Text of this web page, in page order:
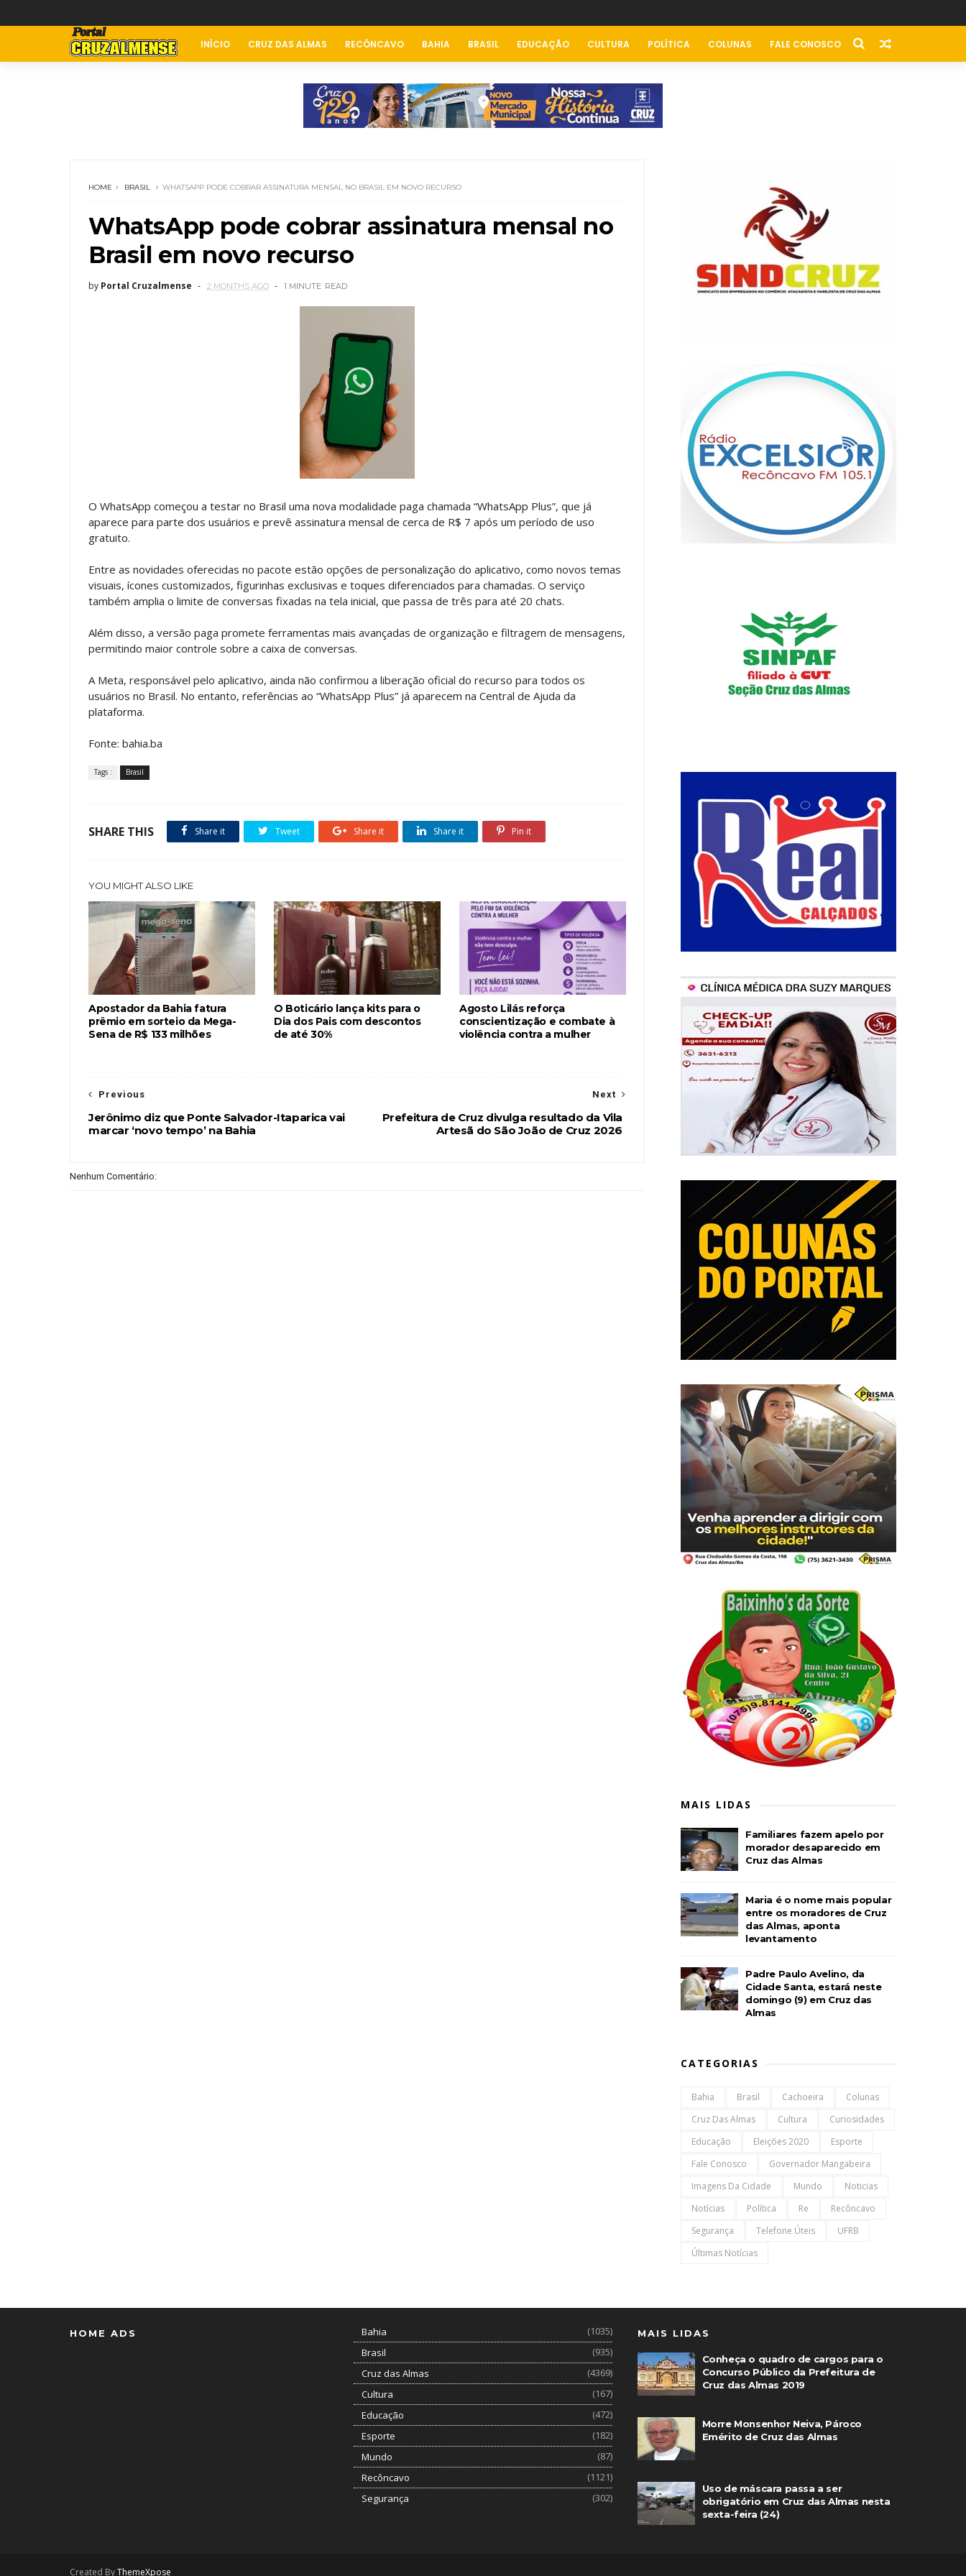
INÍCIO CRUZ DAS ALMAS RECÔNCAVO BAHIA BRASIL EDUCAÇÃO CULTURA POLÍTICA COLUNAS FALE CONOSCO
HOME BRASIL WHATSAPP PODE COBRAR ASSINATURA MENSAL NO BRASIL EM NOVO RECURSO
WhatsApp pode cobrar assinatura mensal no
Brasil em novo recurso
by Portal Cruzalmense 2 MONTHS AGO 1 MINUTE READ
O WhatsApp começou a testar no Brasil uma nova modalidade paga chamada “WhatsApp Plus”, que já
aparece para parte dos usuários e prevê assinatura mensal de cerca de R$ 7 após um período de uso
gratuito.
Entre as novidades oferecidas no pacote estão opções de personalização do aplicativo, como novos temas
visuais, ícones customizados, figurinhas exclusivas e toques diferenciados para chamadas. O serviço
também amplia o limite de conversas fixadas na tela inicial, que passa de três para até 20 chats.
Além disso, a versão paga promete ferramentas mais avançadas de organização e filtragem de mensagens,
permitindo maior controle sobre a caixa de conversas.
A Meta, responsável pelo aplicativo, ainda não confirmou a liberação oficial do recurso para todos os
usuários no Brasil. No entanto, referências ao “WhatsApp Plus” já aparecem na Central de Ajuda da
plataforma.
Fonte: bahia.ba
Tags : Brasil
SHARE THIS Share it Tweet Share it Share it Pin it
YOU MIGHT ALSO LIKE
Apostador da Bahia fatura
prêmio em sorteio da Mega-
Sena de R$ 133 milhões
O Boticário lança kits para o
Dia dos Pais com descontos
de até 30%
Agosto Lilás reforça
conscientização e combate à
violência contra a mulher
Next
Prefeitura de Cruz divulga resultado da Vila
Artesã do São João de Cruz 2026
Previous
Jerônimo diz que Ponte Salvador-Itaparica vai
marcar ‘novo tempo’ na Bahia
Nenhum Comentário:
MAIS LIDAS
Familiares fazem apelo por
morador desaparecido em
Cruz das Almas
Maria é o nome mais popular
entre os moradores de Cruz
das Almas, aponta
levantamento
Padre Paulo Avelino, da
Cidade Santa, estará neste
domingo (9) em Cruz das
Almas
CATEGORIAS
Bahia Brasil Cachoeira
Colunas
Cruz Das Almas
Cultura
Curiosidades
Educação
Eleições 2020
Esporte
Fale Conosco
Governador Mangabeira
Imagens Da Cidade
Mundo
Noticias
Notícias
Política Re
Recôncavo
Segurança
Telefone Úteis
UFRB
Últimas Notícias
HOME ADS Bahia
(1035)
Brasil
(935)
Cruz das Almas
(4369)
Cultura
(167)
Educação
(472)
Esporte
(182)
Mundo
(87)
Recôncavo
(1121)
Segurança
(302)
MAIS LIDAS
Conheça o quadro de cargos para o
Concurso Público da Prefeitura de
Cruz das Almas 2019
Morre Monsenhor Neiva, Pároco
Emérito de Cruz das Almas
Uso de máscara passa a ser
obrigatório em Cruz das Almas nesta
sexta-feira (24)
Created ByThemeXpose